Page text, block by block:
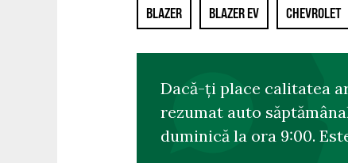
BLAZER BLAZER EV CHEVROLET
Dacă-ți place calitatea
rezumat auto
duminică la ora 9:00.